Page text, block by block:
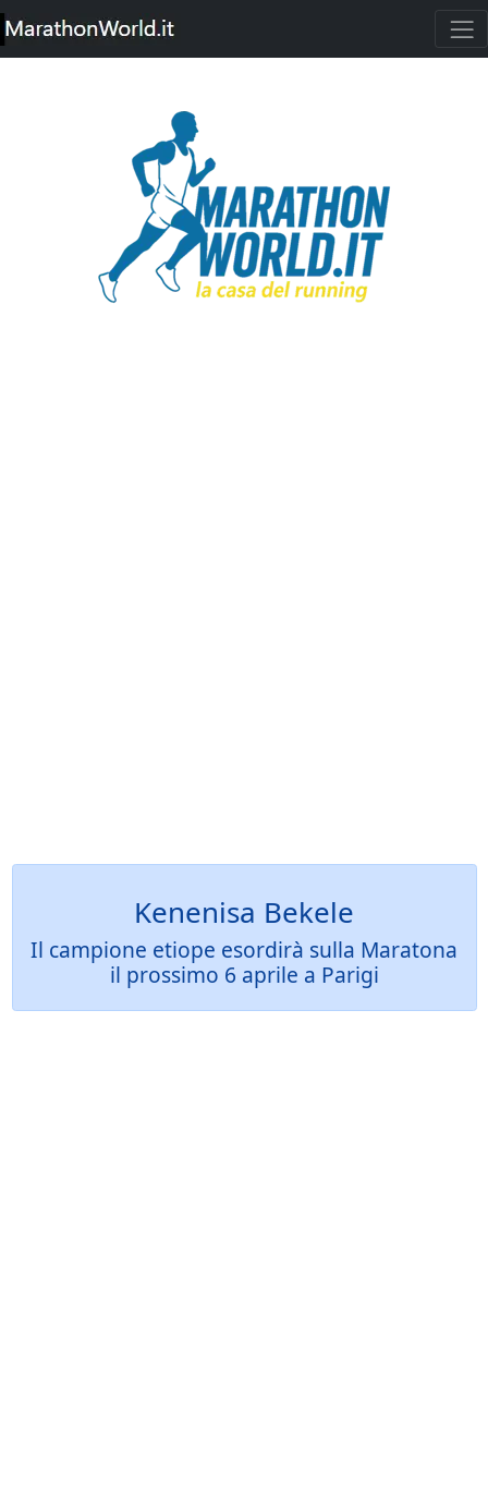
Kenenisa Bekele
Il campione etiope esordirà sulla Maratona
il prossimo 6 aprile a Parigi